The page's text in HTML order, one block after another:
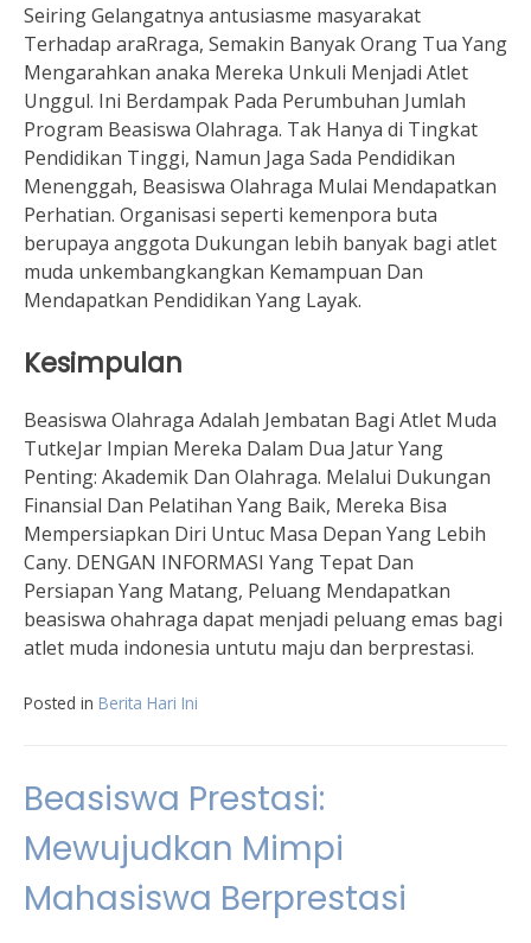
Seiring Gelangatnya antusiasme masyarakat
Terhadap araRraga, Semakin Banyak Orang Tua Yang
Mengarahkan anaka Mereka Unkuli Menjadi Atlet
Unggul. Ini Berdampak Pada Perumbuhan Jumlah
Program Beasiswa Olahraga. Tak Hanya di Tingkat
Pendidikan Tinggi, Namun Jaga Sada Pendidikan
Menenggah, Beasiswa Olahraga Mulai Mendapatkan
Perhatian. Organisasi seperti kemenpora buta
berupaya anggota Dukungan lebih banyak bagi atlet
muda unkembangkangkan Kemampuan Dan
Mendapatkan Pendidikan Yang Layak.
Kesimpulan
Beasiswa Olahraga Adalah Jembatan Bagi Atlet Muda
TutkeJar Impian Mereka Dalam Dua Jatur Yang
Penting: Akademik Dan Olahraga. Melalui Dukungan
Finansial Dan Pelatihan Yang Baik, Mereka Bisa
Mempersiapkan Diri Untuc Masa Depan Yang Lebih
Cany. DENGAN INFORMASI Yang Tepat Dan
Persiapan Yang Matang, Peluang Mendapatkan
beasiswa ohahraga dapat menjadi peluang emas bagi
atlet muda indonesia untutu maju dan berprestasi.
Posted in Berita Hari Ini
Beasiswa Prestasi:
Mewujudkan Mimpi
Mahasiswa Berprestasi